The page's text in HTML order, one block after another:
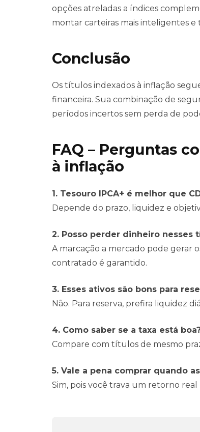
opções atreladas a índices
montar carteiras mais inteligentes e
Conclusão
Os títulos indexados à inflação
financeira. Sua combinação de
períodos incertos sem perda de
FAQ – Perguntas
à inflação
1. Tesouro IPCA+ é melhor que
Depende do prazo, liquidez e
2. Posso perder dinheiro nesses
A marcação a mercado pode gerar
contratado é garantido.
3. Esses ativos são bons para
Não. Para reserva, prefira liquidez
4. Como saber se a taxa está
Compare com títulos de mesmo
5. Vale a pena comprar quando
Sim, pois você trava um retorno